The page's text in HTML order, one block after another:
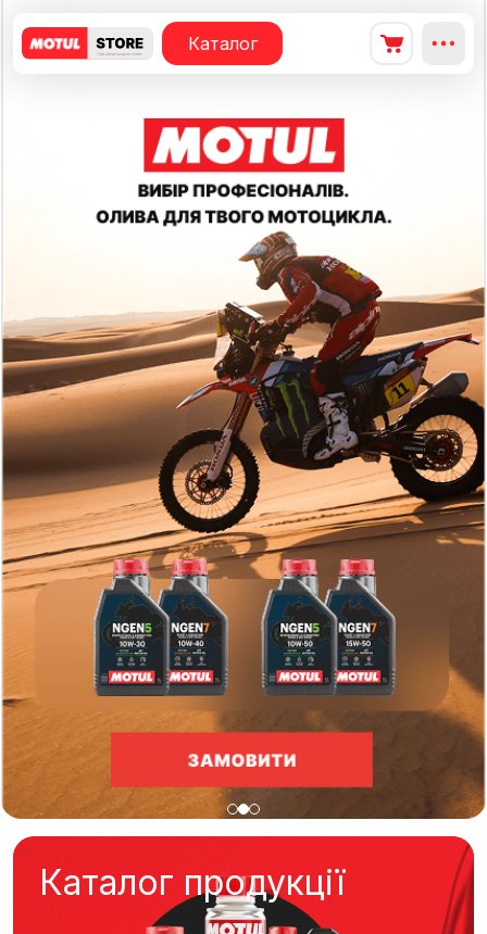
Каталог
Каталог продукції